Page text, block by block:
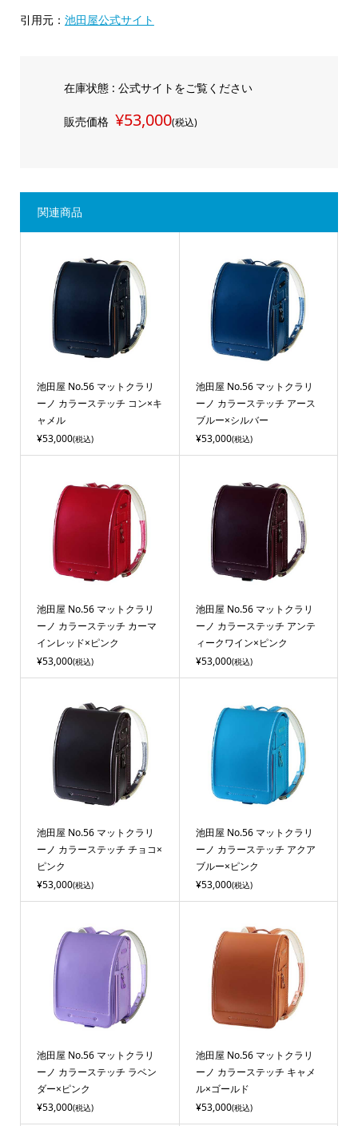
引用元： 池田屋公式サイト
在庫状態 : 公式サイトをご覧ください
販売価格 ¥53,000(税込)
関連商品
池田屋 No.56 マットクラリ
ーノ カラーステッチ コン×キ
ャメル
¥53,000(税込)
池田屋 No.56 マットクラリ
ーノ カラーステッチ アース
ブルー×シルバー
¥53,000(税込)
池田屋 No.56 マットクラリ
ーノ カラーステッチ カーマ
インレッド×ピンク
¥53,000(税込)
池田屋 No.56 マットクラリ
ーノ カラーステッチ アンテ
ィークワイン×ピンク
¥53,000(税込)
池田屋 No.56 マットクラリ
ーノ カラーステッチ チョコ×
ピンク
¥53,000(税込)
池田屋 No.56 マットクラリ
ーノ カラーステッチ アクア
ブルー×ピンク
¥53,000(税込)
池田屋 No.56 マットクラリ
ーノ カラーステッチ ラベン
ダー×ピンク
¥53,000(税込)
池田屋 No.56 マットクラリ
ーノ カラーステッチ キャメ
ル×ゴールド
¥53,000(税込)